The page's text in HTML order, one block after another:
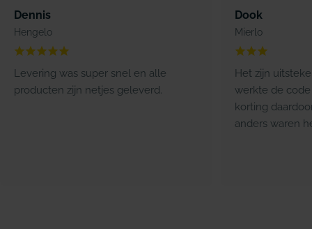
Dennis
Hengelo
Levering was super snel en alle
producten zijn netjes geleverd.
Dook
Mierlo
Het zijn
werkte de code
korting
anders waren